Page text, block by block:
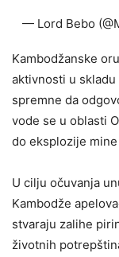
— Lord Bebo
Kambodžanske
aktivnosti u skladu
spremne da
vode se u oblasti
do eksplozije
U cilju očuvanja
Kambodže
stvaraju zalihe
životnih